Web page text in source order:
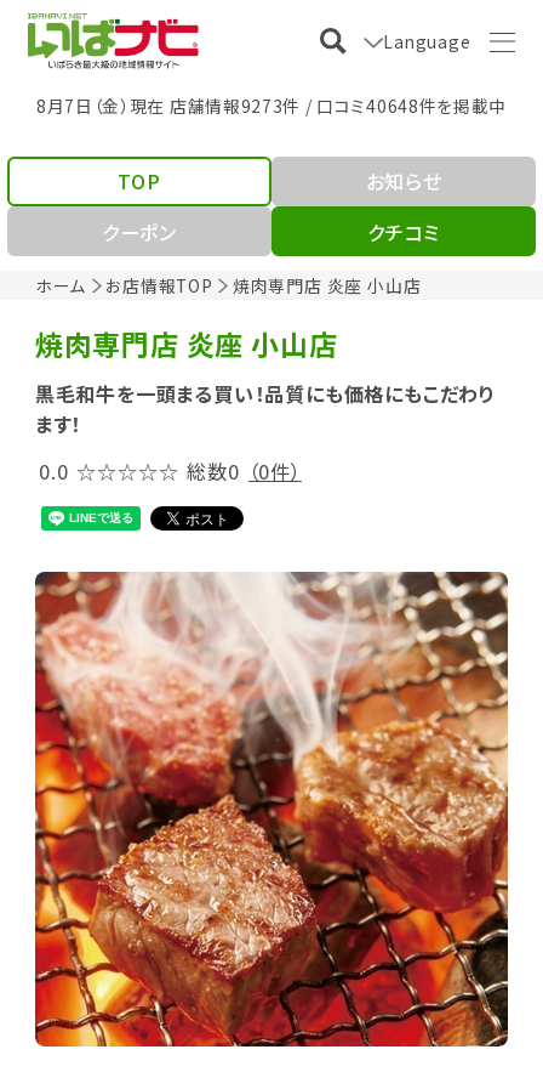
Language
8月7日（金）現在 店舗情報9273件 / 口コミ40648件を掲載中
ホーム お店情報TOP 焼肉専門店 炎座 小山店
TOP
お知らせ
クーポン
クチコミ
焼肉専門店 炎座 小山店
黒毛和牛を一頭まる買い！品質にも価格にもこだわり
ます！
0.0 ☆☆☆☆☆ 総数0 （0件）